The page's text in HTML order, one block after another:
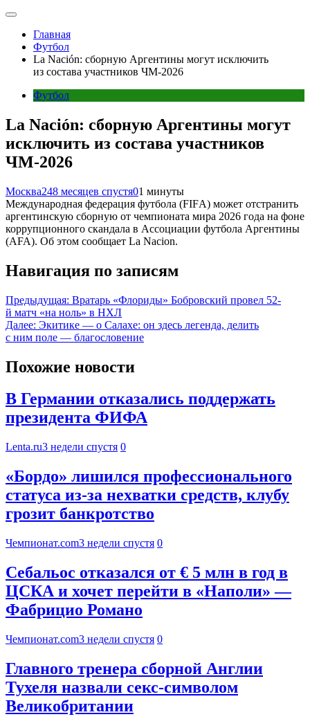
Главная
Футбол
La Nación: сборную Аргентины могут исключить
из состава участников ЧМ-2026
Футбол
La Nación: сборную Аргентины могут
исключить из состава участников
ЧМ-2026
Москва248 месяцев спустя01 минуты
Международная федерация футбола (FIFА) может отстранить
аргентинскую сборную от чемпионата мира 2026 года на фоне
коррупционного скандала в Ассоциации футбола Аргентины
(AFA). Об этом сообщает La Nacion.
Навигация по записям
Предыдущая: Вратарь «Флориды» Бобровский провел 52-
й матч «на ноль» в НХЛ
Далее: Экитике — о Салахе: он здесь легенда, делить
с ним поле — благословение
Похожие новости
В Германии отказались поддержать
президента ФИФА
Lenta.ru3 недели спустя 0
«Бордо» лишился профессионального
статуса из‑за нехватки средств, клубу
грозит банкротство
Чемпионат.com3 недели спустя 0
Себальос отказался от € 5 млн в год в
ЦСКА и хочет перейти в «Наполи» —
Фабрицио Романо
Чемпионат.com3 недели спустя 0
Главного тренера сборной Англии
Тухеля назвали секс-символом
Великобритании